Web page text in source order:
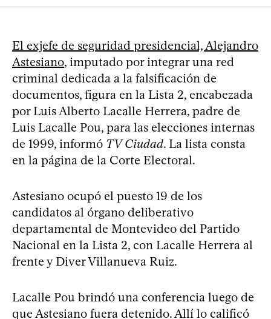
El exjefe de seguridad presidencial, Alejandro
Astesiano, imputado por integrar una red
criminal dedicada a la falsificación de
documentos, figura en la Lista 2, encabezada
por Luis Alberto Lacalle Herrera, padre de
Luis Lacalle Pou, para las elecciones internas
de 1999, informó TV Ciudad. La lista consta
en la página de la Corte Electoral.
Astesiano ocupó el puesto 19 de los
candidatos al órgano deliberativo
departamental de Montevideo del Partido
Nacional en la Lista 2, con Lacalle Herrera al
frente y Diver Villanueva Ruiz.
Lacalle Pou brindó una conferencia luego de
que Astesiano fuera detenido. Allí lo calificó